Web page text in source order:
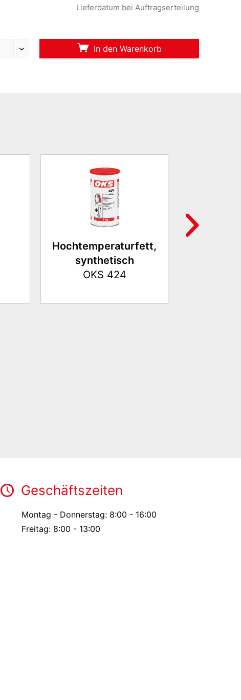
Lieferdatum bei Auftragserteilung
In den Warenkorb
Hochtemperaturfett,
synthetisch
OKS 424
Geschäftszeiten
Montag - Donnerstag: 8:00 - 16:00
Freitag: 8:00 - 13:00